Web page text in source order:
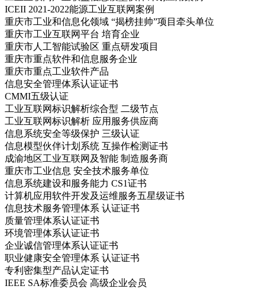
ICEII 2021-2022能源工业互联网案例
重庆市工业和信息化领域 “揭榜挂帅”项目牵头单位
重庆市工业互联网平台 培育企业
重庆市人工智能试验区 重点研发项目
重庆市重点软件和信息服务企业
重庆市重点工业软件产品
信息安全管理体系认证证书
CMMI五级认证
工业互联网标识解析综合型 二级节点
工业互联网标识解析 应用服务供应商
信息系统安全等级保护 三级认证
信息模型伙伴计划系统 互操作检测证书
成渝地区工业互联网及智能 制造服务商
重庆市工业信息 安全技术服务单位
信息系统建设和服务能力 CS1证书
计算机应用软件开发及运维服务五星级证书
信息技术服务管理体系 认证证书
质量管理体系认证证书
环境管理体系认证证书
企业诚信管理体系认证证书
职业健康安全管理体系 认证证书
专利密集型产品认定证书
IEEE SA标准委员会 高级企业会员